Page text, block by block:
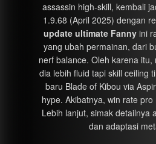
assassin high-skill, kembali
1.9.68 (April 2025) dengan
update ultimate Fannyini
yang ubah permainan, dari
nerf balance. Oleh karena itu,
dia lebih fluid tapi skill ceiling
baru Blade of Kibou via
hype. Akibatnya, win rate
Lebih lanjut, simak detailnya
dan adaptasi